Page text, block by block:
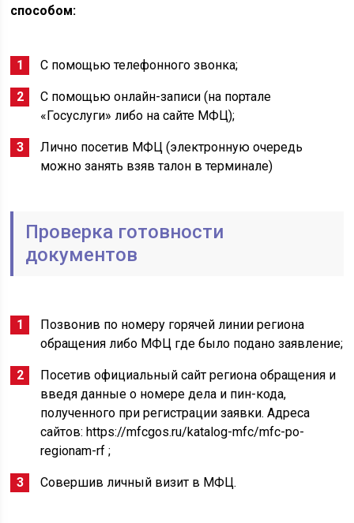
способом:
С помощью телефонного звонка;
С помощью онлайн-записи (на портале
«Госуслуги» либо на сайте МФЦ);
Лично посетив МФЦ (электронную очередь
можно занять взяв талон в терминале)
Проверка готовности
документов
Позвонив по номеру горячей линии региона
обращения либо МФЦ где было подано заявление;
Посетив официальный сайт региона обращения и
введя данные о номере дела и пин-кода,
полученного при регистрации заявки. Адреса
сайтов: https://mfcgos.ru/katalog-mfc/mfc-po-
regionam-rf ;
Совершив личный визит в МФЦ.